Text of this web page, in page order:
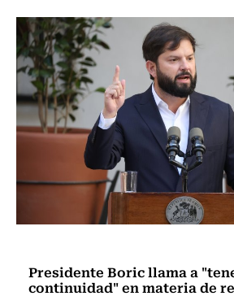
Presidente Boric llama a
continuidad" en materia de